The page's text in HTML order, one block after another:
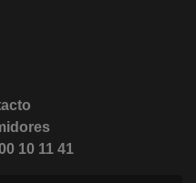
(abre en ventana nueva)
10 11 41